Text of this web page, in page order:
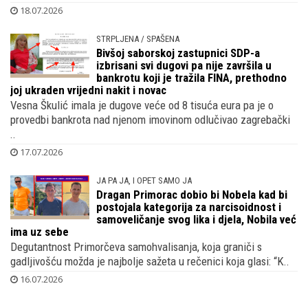
18.07.2026
STRPLJENA / SPAŠENA
Bivšoj saborskoj zastupnici SDP-a
izbrisani svi dugovi pa nije završila u
bankrotu koji je tražila FINA, prethodno
joj ukraden vrijedni nakit i novac
Vesna Škulić imala je dugove veće od 8 tisuća eura pa je o
provedbi bankrota nad njenom imovinom odlučivao zagrebački
..
17.07.2026
JA PA JA, I OPET SAMO JA
Dragan Primorac dobio bi Nobela kad bi
postojala kategorija za narcisoidnost i
samoveličanje svog lika i djela, Nobila već
ima uz sebe
Degutantnost Primorčeva samohvalisanja, koja graniči s
gadljivošću možda je najbolje sažeta u rečenici koja glasi: “K..
16.07.2026